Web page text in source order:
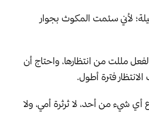
لأني سئمت المكوث بجوار
مللت من انتظارها، واحتاج أن
فترة أطول.
أي شيء من أحد، لا ثرثرة أمي، ولا